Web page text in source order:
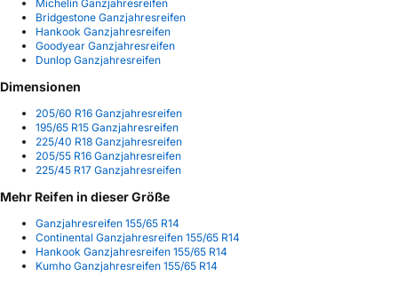
Michelin Ganzjahresreifen
Bridgestone Ganzjahresreifen
Hankook Ganzjahresreifen
Goodyear Ganzjahresreifen
Dunlop Ganzjahresreifen
Dimensionen
205/60 R16 Ganzjahresreifen
195/65 R15 Ganzjahresreifen
225/40 R18 Ganzjahresreifen
205/55 R16 Ganzjahresreifen
225/45 R17 Ganzjahresreifen
Mehr Reifen in dieser Größe
Ganzjahresreifen 155/65 R14
Continental Ganzjahresreifen 155/65 R14
Hankook Ganzjahresreifen 155/65 R14
Kumho Ganzjahresreifen 155/65 R14